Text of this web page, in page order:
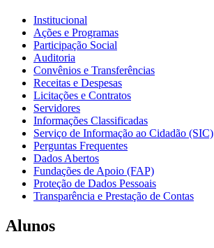
Institucional
Ações e Programas
Participação Social
Auditoria
Convênios e Transferências
Receitas e Despesas
Licitações e Contratos
Servidores
Informações Classificadas
Serviço de Informação ao Cidadão (SIC)
Perguntas Frequentes
Dados Abertos
Fundações de Apoio (FAP)
Proteção de Dados Pessoais
Transparência e Prestação de Contas
Alunos